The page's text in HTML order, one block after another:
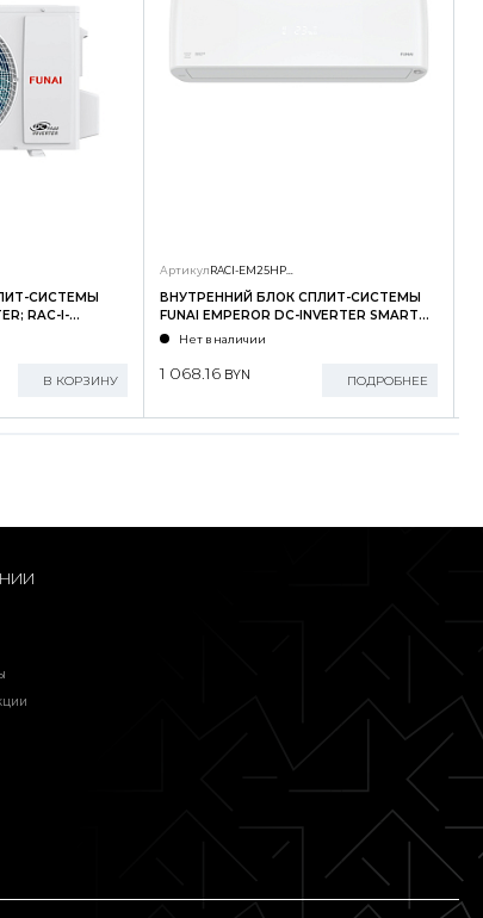
СИСТЕМЫ
RAC-I-
В КОРЗИНУ
Артикул RACI-EM25HP.D04/S
ВНУТРЕННИЙ БЛОК СПЛИТ-СИСТЕМЫ
FUNAI EMPEROR DC-INVERTER SMART
EYE; RACI-EM25HP.D04/S
Нет в наличии
1 068.16 BYN ПОДРОБНЕЕ